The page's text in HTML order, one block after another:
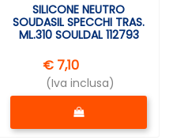
SILICONE NEUTRO
SOUDASIL SPECCHI TRAS.
ML.310 SOULDAL 112793
€ 7,10
(Iva inclusa)
Quantità